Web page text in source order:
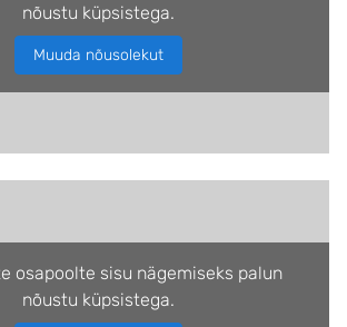
nõustu küpsistega.
Muuda nõusolekut
osapoolte sisu nägemiseks palun
nõustu küpsistega.